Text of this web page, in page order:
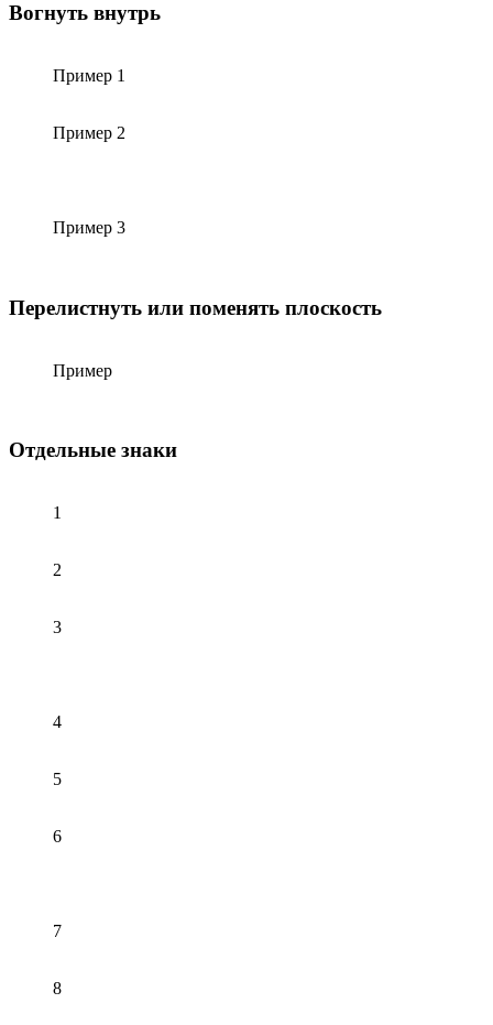
Вогнуть внутрь
Пример 1
Пример 2
Пример 3
Перелистнуть или поменять плоскость
Пример
Отдельные знаки
1
2
3
4
5
6
7
8